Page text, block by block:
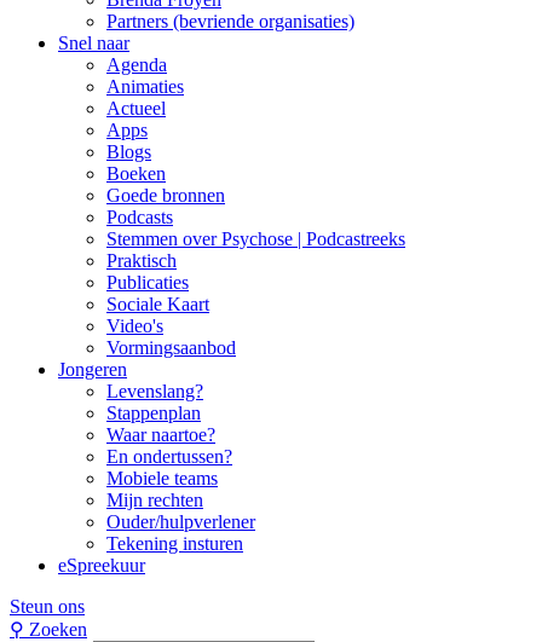
Partners (bevriende organisaties)
Snel naar
Agenda
Animaties
Actueel
Apps
Blogs
Boeken
Goede bronnen
Podcasts
Stemmen over Psychose | Podcastreeks
Praktisch
Publicaties
Sociale Kaart
Video's
Vormingsaanbod
Jongeren
Levenslang?
Stappenplan
Waar naartoe?
En ondertussen?
Mobiele teams
Mijn rechten
Ouder/hulpverlener
Tekening insturen
eSpreekuur
Steun ons
⚲ Zoeken